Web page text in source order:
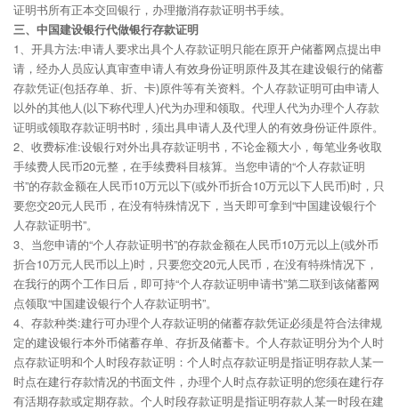
证明书所有正本交回银行，办理撤消存款证明书手续。
三、中国建设银行代做银行存款证明
1、开具方法:申请人要求出具个人存款证明只能在原开户储蓄网点提出申
请，经办人员应认真审查申请人有效身份证明原件及其在建设银行的储蓄
存款凭证(包括存单、折、卡)原件等有关资料。个人存款证明可由申请人
以外的其他人(以下称代理人)代为办理和领取。代理人代为办理个人存款
证明或领取存款证明书时，须出具申请人及代理人的有效身份证件原件。
2、收费标准:设银行对外出具存款证明书，不论金额大小，每笔业务收取
手续费人民币20元整，在手续费科目核算。当您申请的“个人存款证明
书”的存款金额在人民币10万元以下(或外币折合10万元以下人民币)时，只
要您交20元人民币，在没有特殊情况下，当天即可拿到“中国建设银行个
人存款证明书”。
3、当您申请的“个人存款证明书”的存款金额在人民币10万元以上(或外币
折合10万元人民币以上)时，只要您交20元人民币，在没有特殊情况下，
在我行的两个工作日后，即可持“个人存款证明申请书”第二联到该储蓄网
点领取“中国建设银行个人存款证明书”。
4、存款种类:建行可办理个人存款证明的储蓄存款凭证必须是符合法律规
定的建设银行本外币储蓄存单、存折及储蓄卡。个人存款证明分为个人时
点存款证明和个人时段存款证明：个人时点存款证明是指证明存款人某一
时点在建行存款情况的书面文件，办理个人时点存款证明的您须在建行存
有活期存款或定期存款。个人时段存款证明是指证明存款人某一时段在建